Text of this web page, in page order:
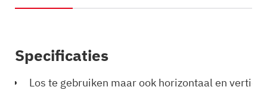
Specificaties
Los te gebruiken maar ook horizontaal en